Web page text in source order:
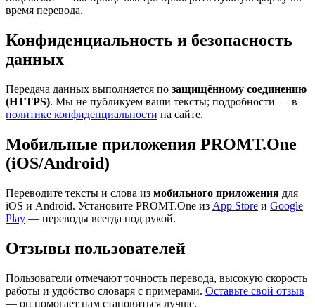
время перевода.
Конфиденциальность и безопасность
данных
Передача данных выполняется по защищённому соединению
(HTTPS). Мы не публикуем ваши тексты; подробности — в
политике конфиденциальности на сайте.
Мобильные приложения PROMT.One
(iOS/Android)
Переводите тексты и слова из мобильного приложения для
iOS и Android. Установите PROMT.One из App Store и Google
Play — переводы всегда под рукой.
Отзывы пользователей
Пользователи отмечают точность перевода, высокую скорость
работы и удобство словаря с примерами. Оставьте свой отзыв
— он помогает нам становиться лучше.